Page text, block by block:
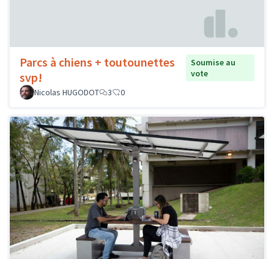
Parcs à chiens + toutounettes
svp!
Soumise au
vote
Nicolas HUGODOT
3 0